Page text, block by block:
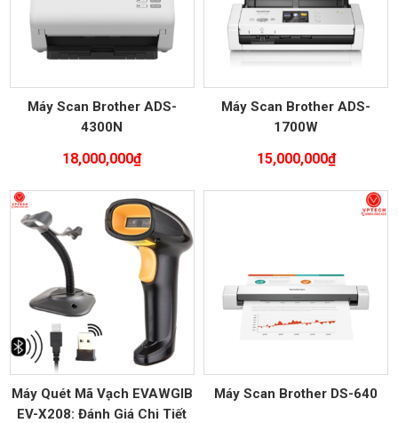
Máy Scan Brother ADS-
4300N
18,000,000₫
Máy Scan Brother ADS-
1700W
15,000,000₫
Máy Quét Mã Vạch EVAWGIB
EV-X208: Đánh Giá Chi Tiết
Máy Scan Brother DS-640